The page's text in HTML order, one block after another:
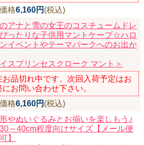
格6,160円 (税込)
アナと雪の女王のコスチュームドレ
ったりな子供用マントケープ☆ハロ
イベントやテーマパークへのお出か
スプリンセスクローク マント＞
お品切れ中です。次回入荷予定はお
にお問い合わせ下さい。
格6,160円 (税込)
やぬいぐるみとお揃いを楽しもう♪
～40cm程度向けサイズ【メール便
】